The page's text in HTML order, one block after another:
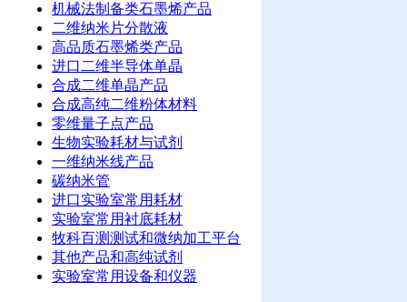
机械法制备类石墨烯产品
二维纳米片分散液
高品质石墨烯类产品
进口二维半导体单晶
合成二维单晶产品
合成高纯二维粉体材料
零维量子点产品
生物实验耗材与试剂
一维纳米线产品
碳纳米管
进口实验室常用耗材
实验室常用衬底耗材
牧科百测测试和微纳加工平台
其他产品和高纯试剂
实验室常用设备和仪器